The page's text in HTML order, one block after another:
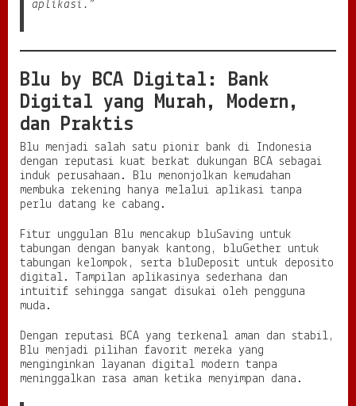
aplikasi.”
Blu by BCA Digital: Bank
Digital yang Murah, Modern,
dan Praktis
Blu menjadi salah satu pionir bank di Indonesia
dengan reputasi kuat berkat dukungan BCA sebagai
induk perusahaan. Blu menonjolkan kemudahan
membuka rekening hanya melalui aplikasi tanpa
perlu datang ke cabang.
Fitur unggulan Blu mencakup bluSaving untuk
tabungan dengan banyak kantong, bluGether untuk
tabungan kelompok, serta bluDeposit untuk deposito
digital. Tampilan aplikasinya sederhana dan
intuitif sehingga sangat disukai oleh pengguna
muda.
Dengan reputasi BCA yang terkenal aman dan stabil,
Blu menjadi pilihan favorit mereka yang
menginginkan layanan digital modern tanpa
meninggalkan rasa aman ketika menyimpan dana.